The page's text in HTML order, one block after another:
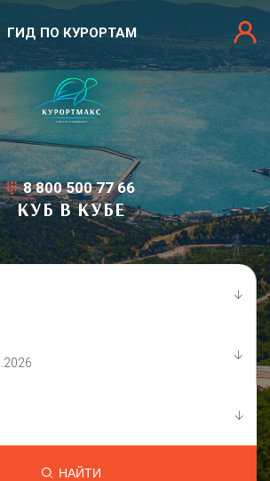
ГИД ПО КУРОРТАМ
8 800 500 77 66
КУБ В КУБЕ
НАЙТИ